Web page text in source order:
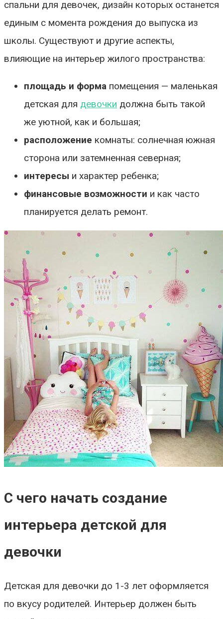
спальни для девочек, дизайн которых останется
единым с момента рождения до выпуска из
школы. Существуют и другие аспекты,
влияющие на интерьер жилого пространства:
площадь и форма помещения — маленькая
детская для девочки должна быть такой
же уютной, как и большая;
расположение комнаты: солнечная южная
сторона или затемненная северная;
интересы и характер ребенка;
финансовые возможности и как часто
планируется делать ремонт.
С чего начать создание
интерьера детской для
девочки
Детская для девочки до 1-3 лет оформляется
по вкусу родителей. Интерьер должен быть